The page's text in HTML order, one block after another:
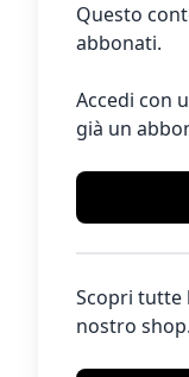
Questo
abbonati.
Accedi con
già un
Scopri tutte
nostro shop.